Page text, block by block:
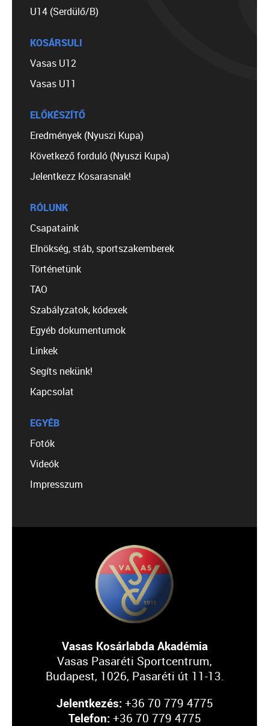
U14 (Serdülő/B)
KOSÁRSULI
Vasas U12
Vasas U11
ELŐKÉSZÍTŐ
Eredmények (Nyuszi Kupa)
Következő forduló (Nyuszi Kupa)
Jelentkezz Kosarasnak!
RÓLUNK
Csapataink
Elnökség, stáb, sportszakemberek
Történetünk
TAO
Szabályzatok, kódexek
Egyéb dokumentumok
Linkek
Segíts nekünk!
Kapcsolat
EGYÉB
Fotók
Videók
Impresszum
Vasas Kosárlabda Akadémia
Vasas Pasaréti Sportcentrum,
Budapest, 1026, Pasaréti út 11-13.
Jelentkezés: +36 70 779 4775
Telefon: +36 70 779 4775